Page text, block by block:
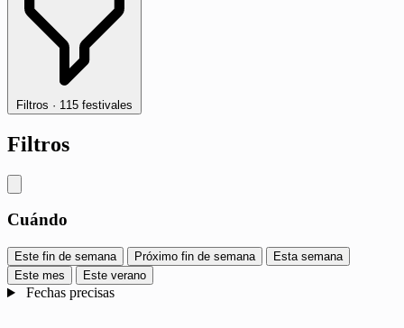
Filtros · 115 festivales
Filtros
Cuándo
Este fin de semana Próximo fin de semana
Esta semana
Este mes
Este verano
Fechas precisas